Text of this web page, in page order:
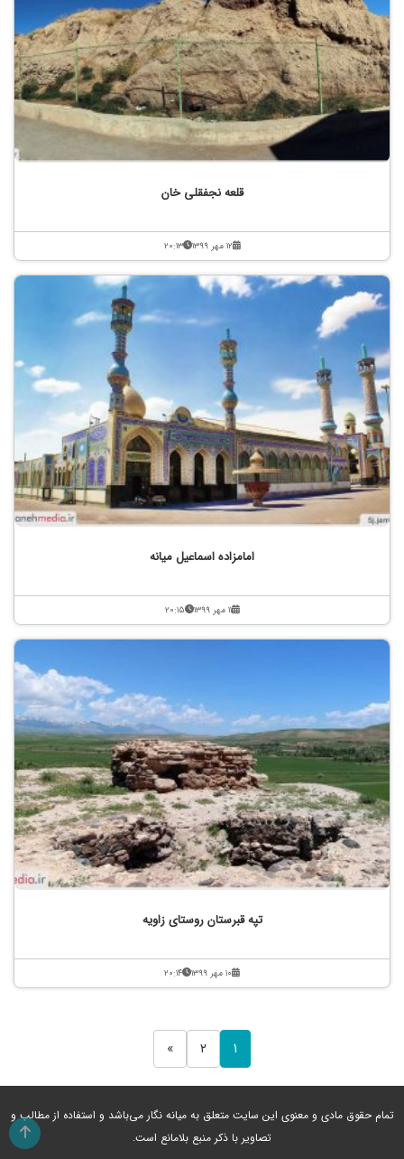
قلعه نجفقلی خان
۱۲ مهر ۱۳۹۹ ۲۰:۱۳
امامزاده اسماعیل میانه
۱۱ مهر ۱۳۹۹ ۲۰:۱۵
تپه قبرستان روستای زاویه
۱۰ مهر ۱۳۹۹ ۲۰:۱۴
۱ ۲ »
تمام حقوق مادی و معنوی این سایت متعلق به میانه نگار می‌باشد و استفاده از مطالب و
تصاویر با ذکر منبع بلامانع است.